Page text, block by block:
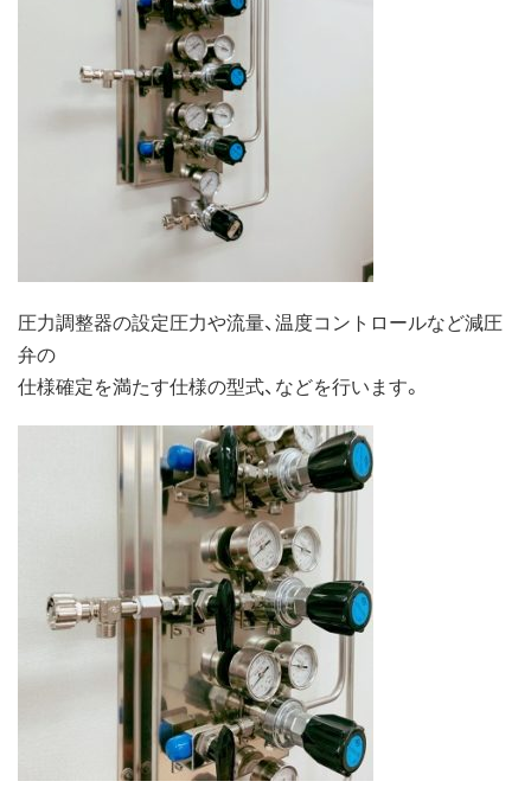
圧力調整器の設定圧力や流量、温度コントロールなど減圧
弁の
仕様確定を満たす仕様の型式、などを行います。